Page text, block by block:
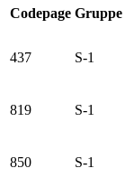
Codepage Gruppe
437 S-1
819 S-1
850 S-1